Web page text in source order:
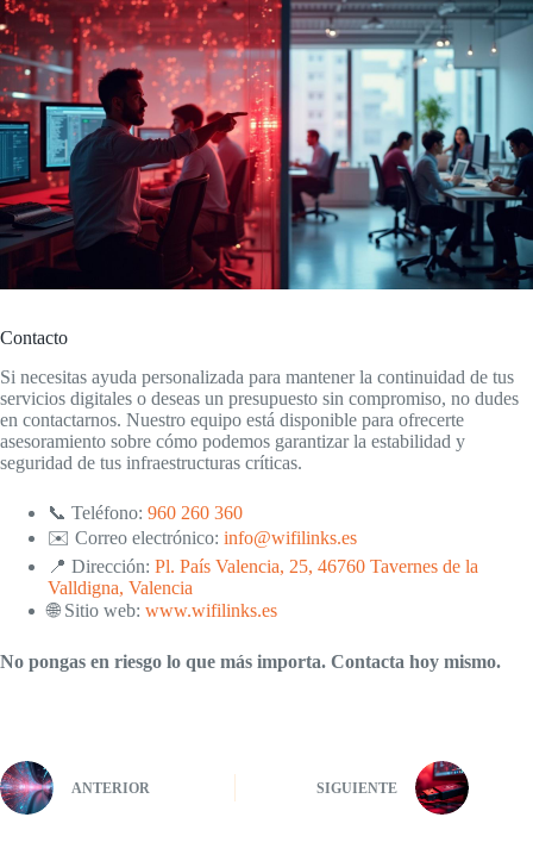
Contacto
Si necesitas ayuda personalizada para mantener la continuidad de tus
servicios digitales o deseas un presupuesto sin compromiso, no dudes
en contactarnos. Nuestro equipo está disponible para ofrecerte
asesoramiento sobre cómo podemos garantizar la estabilidad y
seguridad de tus infraestructuras críticas.
📞 Teléfono: 960 260 360
✉️ Correo electrónico: info@wifilinks.es
📍 Dirección: Pl. País Valencia, 25, 46760 Tavernes de la
Valldigna, Valencia
🌐 Sitio web: www.wifilinks.es
No pongas en riesgo lo que más importa. Contacta hoy mismo.
ANTERIOR SIGUIENTE